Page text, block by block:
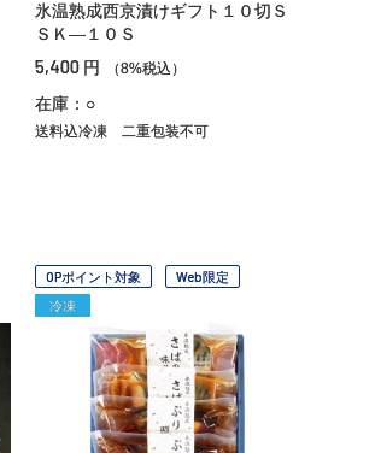
氷温熟成西京漬けギフト１０切Ｓ
ＳＫ―１０Ｓ
5,400 円 （8%税込）
在庫：○
送料込冷凍 二重包装不可
OPポイント対象
Web限定
冷凍